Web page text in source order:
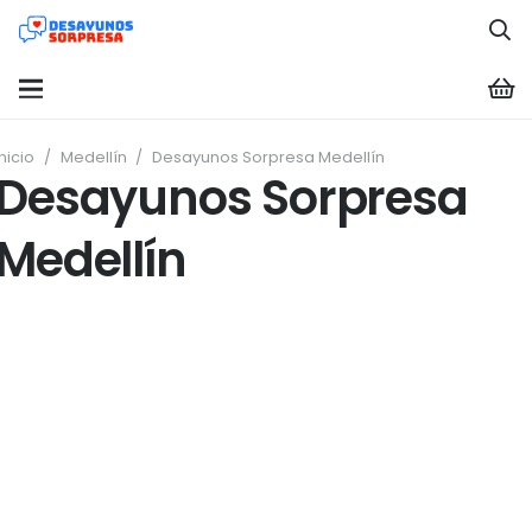
/ Medellín / Desayunos Sorpresa Medellín
Sorpresa